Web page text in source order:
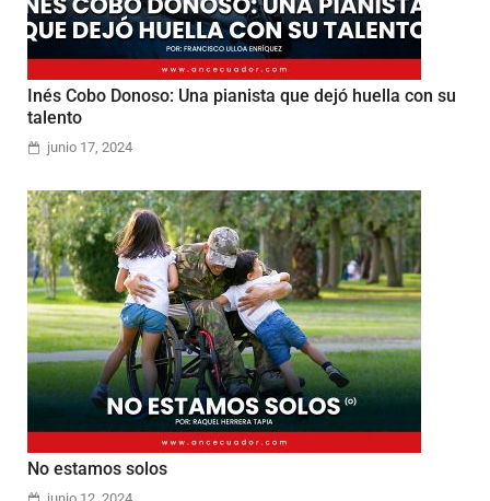
Inés Cobo Donoso: Una pianista que dejó huella con su
talento
junio 17, 2024
No estamos solos